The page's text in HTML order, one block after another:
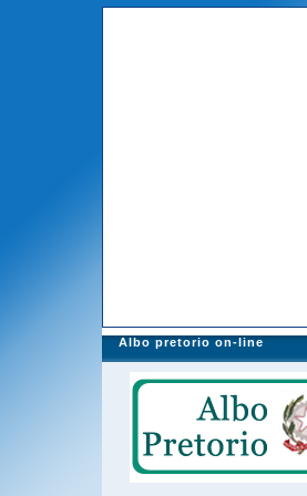
Albo pretorio on-line